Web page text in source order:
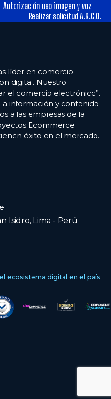
Autorización uso imagen y voz
Realizar solicitud A.R.C.O.
líder en comercio
digital. Nuestro
el comercio electrónico”.
información y contenido
a las empresas de la
Ecommerce
éxito en el mercado.
Isidro, Lima - Perú
ecosistema digital en el país